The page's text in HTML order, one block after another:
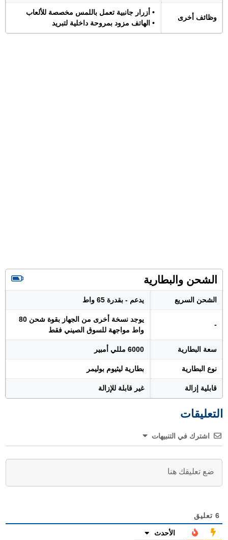
وظائف أخرى
• أزرار جانبية تعمل باللمس مخصصة للألعاب
• الهاتف مزود بمروحة داخلية لتبريد
الشحن والبطارية
الشحن السريع يدعم - بقدرة 65 واط
-
يوجد نسخة أخرى من الجهاز بقوة شحن 80
واط مواجهة للسوق الصيني فقط
سعة البطارية 6000 مللي أمبير
نوع البطارية بطارية ليثيوم بوليمر
قابلية إزالة غير قابلة للإزالة
التعليقات
اشترك في التنبيهات
6 تعليق
الأحدث